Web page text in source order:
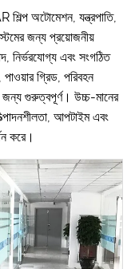
শিল্প অটোমেশন, যন্ত্রপাতি,
জন্য প্রয়োজনীয়
নির্ভরযোগ্য এবং সংগঠিত
পাওয়ার গ্রিড, পরিবহন
জন্য গুরুত্বপূর্ণ। উচ্চ-মানের
আপটাইম এবং
করে।